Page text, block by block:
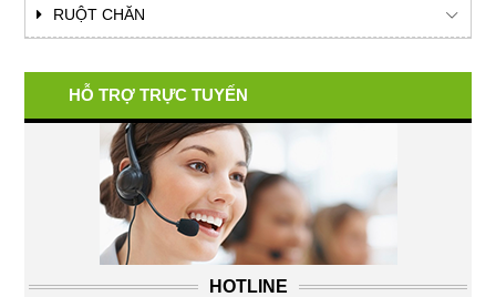
RUỘT CHĂN
HỖ TRỢ TRỰC TUYẾN
HOTLINE